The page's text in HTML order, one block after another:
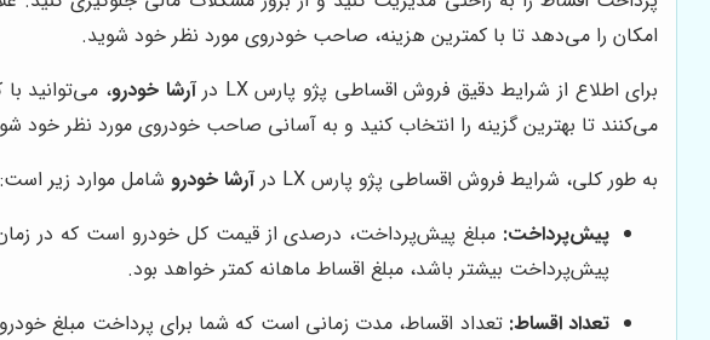
امکان را می‌دهد تا با کمترین هزینه، صاحب خودروی مورد نظر خود شوید.
برای اطلاع از شرایط دقیق فروش اقساطی پژو پارس LX در
آرشا خودرو، می‌توانید
می‌کنند تا بهترین گزینه را انتخاب کنید و به آسانی صاحب خودروی مورد نظر خود
به طور کلی، شرایط فروش اقساطی پژو پارس LX در
آرشا خودرو شامل موارد زیر است:
پیش‌پرداخت: مبلغ پیش‌پرداخت، درصدی از قیمت کل خودرو است که در
پیش‌پرداخت بیشتر باشد، مبلغ اقساط ماهانه کمتر خواهد بود.
تعداد اقساط: تعداد اقساط، مدت زمانی است که شما برای پرداخت مبلغ